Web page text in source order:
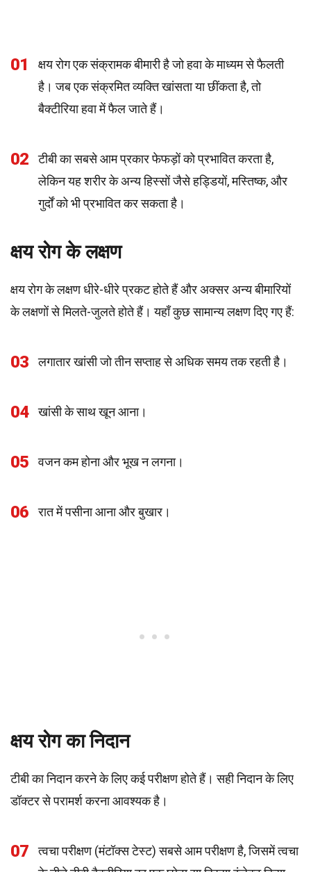
01
क्षय रोग एक संक्रामक बीमारी है जो हवा के माध्यम से फैलती
है। जब एक संक्रमित व्यक्ति खांसता या छींकता है, तो
बैक्टीरिया हवा में फैल जाते हैं।
02
टीबी का सबसे आम प्रकार फेफड़ों को प्रभावित करता है,
लेकिन यह शरीर के अन्य हिस्सों जैसे हड्डियों, मस्तिष्क, और
गुर्दों को भी प्रभावित कर सकता है।
क्षय रोग के लक्षण
क्षय रोग के लक्षण धीरे-धीरे प्रकट होते हैं और अक्सर अन्य बीमारियों
के लक्षणों से मिलते-जुलते होते हैं। यहाँ कुछ सामान्य लक्षण दिए गए हैं:
03 लगातार खांसी जो तीन सप्ताह से अधिक समय तक रहती है।
04 खांसी के साथ खून आना।
05 वजन कम होना और भूख न लगना।
06 रात में पसीना आना और बुखार।
क्षय रोग का निदान
टीबी का निदान करने के लिए कई परीक्षण होते हैं। सही निदान के लिए
डॉक्टर से परामर्श करना आवश्यक है।
07
त्वचा परीक्षण (मंटॉक्स टेस्ट) सबसे आम परीक्षण है, जिसमें त्वचा